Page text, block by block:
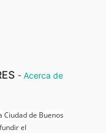
- Acerca de
Ciudad de Buenos
el